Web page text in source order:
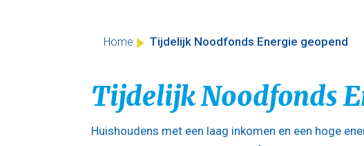
Home Tijdelijk Noodfonds Energie geopend
Tijdelijk Noodfonds
Huishoudens met een laag inkomen en een hoge